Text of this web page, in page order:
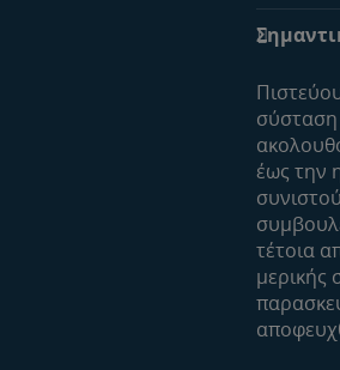
Οι
Συχνές
σύσταση
έως την
τέτοια
μερικής